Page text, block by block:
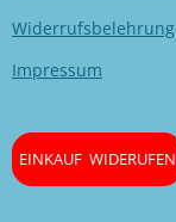
Widerrufsbelehrung
Impressum
EINKAUF WIDERUFEN